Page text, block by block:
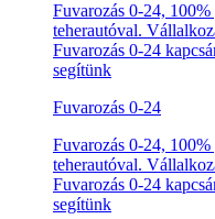
Fuvarozás 0-24,
teherautóval.
Fuvarozás 0-24
segítünk
Fuvarozás 0-24
Fuvarozás 0-24,
teherautóval.
Fuvarozás 0-24
segítünk